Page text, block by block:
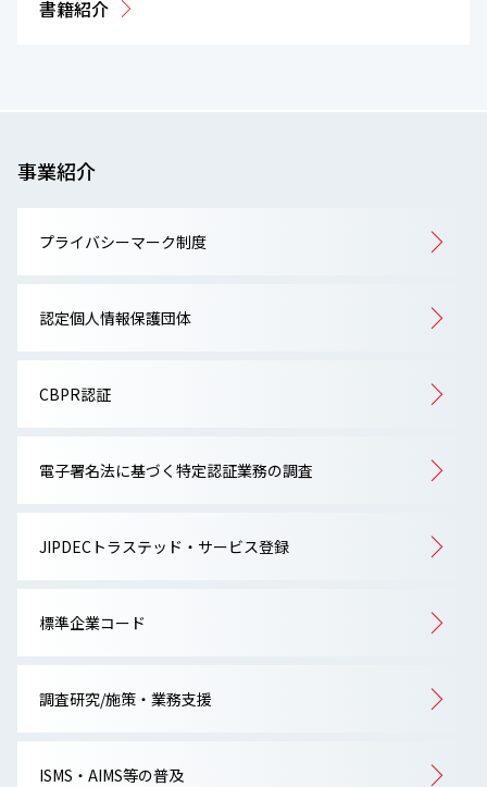
書籍紹介
事業紹介
プライバシーマーク制度
認定個人情報保護団体
CBPR認証
電子署名法に基づく特定認証業務の調査
JIPDECトラステッド・サービス登録
標準企業コード
調査研究/施策・業務支援
ISMS・AIMS等の普及